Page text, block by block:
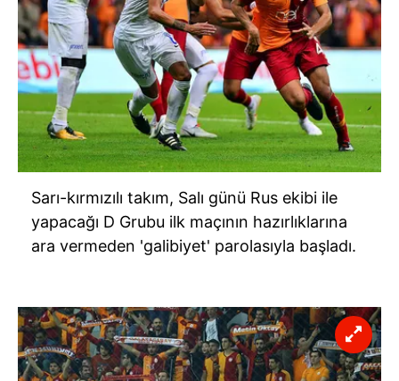
Sarı-kırmızılı takım, Salı günü Rus ekibi ile
yapacağı D Grubu ilk maçının hazırlıklarına
ara vermeden 'galibiyet' parolasıyla başladı.